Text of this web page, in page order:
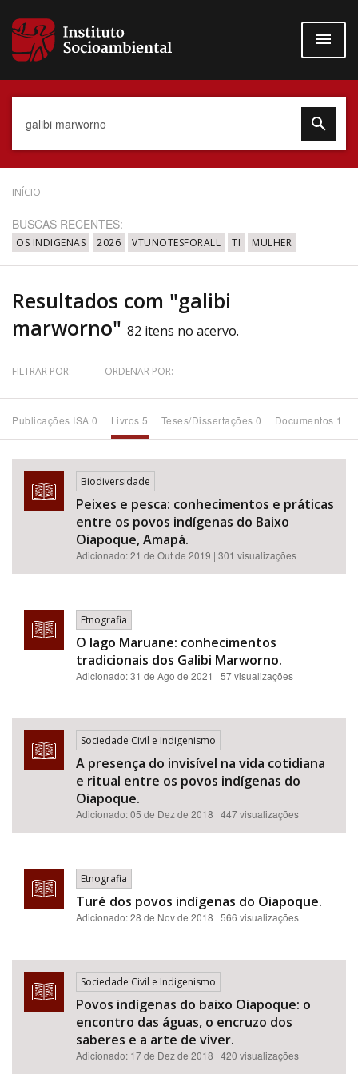
para
conteúdo
Data do Documento
Até
Tema
Área de Levantamento
Área Protegida
INÍCIO
BUSCAS RECENTES:
OS INDIGENAS 2026 VTUNOTESFORALL TI MULHER
Resultados com "galibi
marworno" 82 itens no acervo.
FILTRAR POR: ORDENAR POR:
Publicações ISA 0 Livros 5 Teses/Dissertações 0 Documentos 1
Biodiversidade
Peixes e pesca: conhecimentos e práticas
entre os povos indígenas do Baixo
Oiapoque, Amapá.
Adicionado:21 de Out de 2019 | 301 visualizações
Etnografia
O lago Maruane: conhecimentos
tradicionais dos Galibi Marworno.
Adicionado:31 de Ago de 2021 | 57 visualizações
Sociedade Civil e Indigenismo
A presença do invisível na vida cotidiana
e ritual entre os povos indígenas do
Oiapoque.
Adicionado:05 de Dez de 2018 | 447 visualizações
Etnografia
Turé dos povos indígenas do Oiapoque.
Adicionado:28 de Nov de 2018 | 566 visualizações
Sociedade Civil e Indigenismo
Povos indígenas do baixo Oiapoque: o
encontro das águas, o encruzo dos
saberes e a arte de viver.
Adicionado: 17 de Dez de 2018 | 420 visualizações